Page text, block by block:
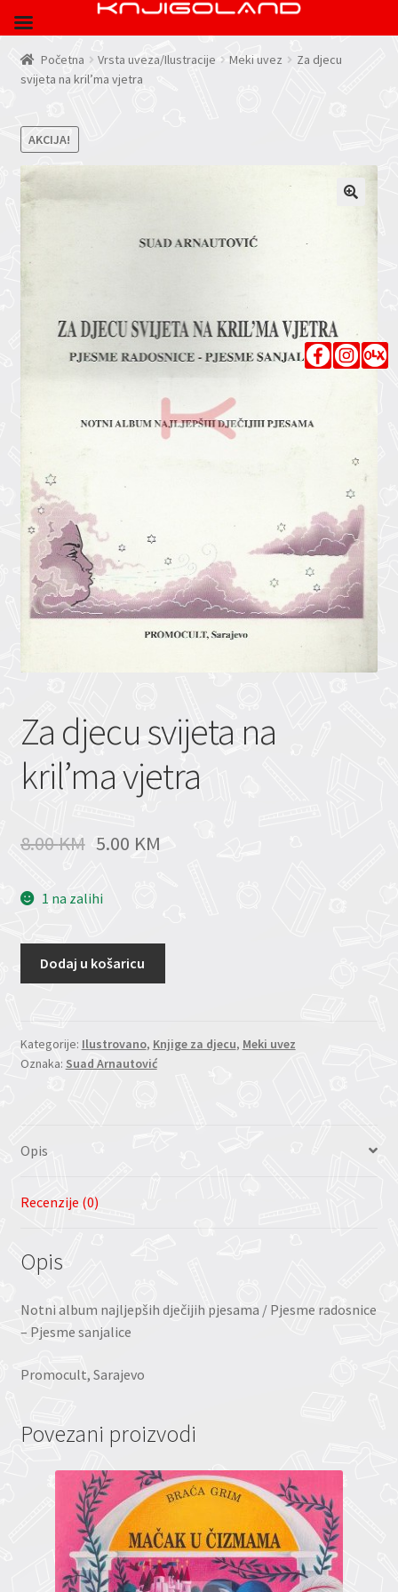
Početna Vrsta uveza/Ilustracije Meki uvez
Za djecu
svijeta na kril’ma vjetra
AKCIJA!
Za djecu svijeta na
kril’ma vjetra
8.00KM 5.00 KM
1 na zalihi
Dodaj u košaricu
Kategorije: Ilustrovano, Knjige za djecu, Meki uvez
Oznaka: Suad Arnautović
Opis
Recenzije (0)
Opis
Notni album najljepših dječijih pjesama / Pjesme radosnice
– Pjesme sanjalice
Promocult, Sarajevo
Povezani proizvodi